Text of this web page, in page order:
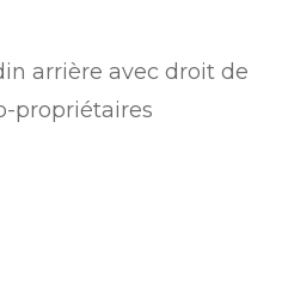
arrière avec droit de
propriétaires